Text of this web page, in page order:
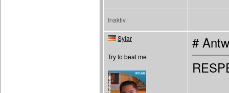
Inaktiv
Sylar
Try to beat me
#